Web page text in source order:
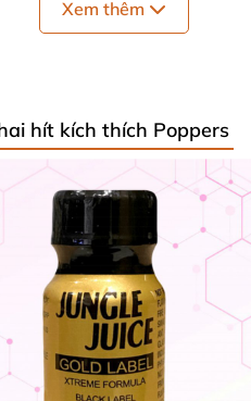
Xem thêm
hít kích thích Poppers